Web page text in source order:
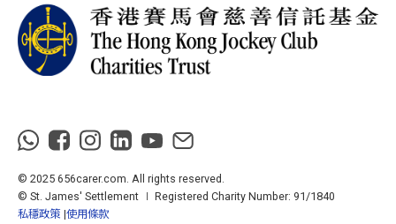
© 2025 656carer.com. All rights reserved.
© St. James' Settlement ∣ Registered Charity Number: 91/1840
私穩政策 使用條款